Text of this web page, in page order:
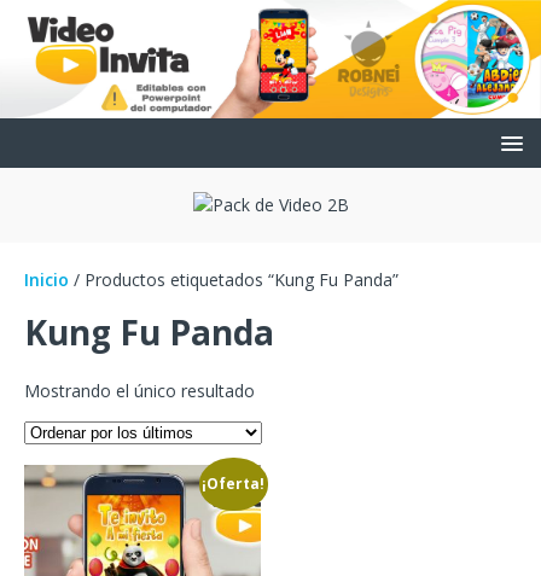
Inicio / Productos etiquetados “Kung Fu Panda”
Kung Fu Panda
Mostrando el único resultado
¡Oferta!